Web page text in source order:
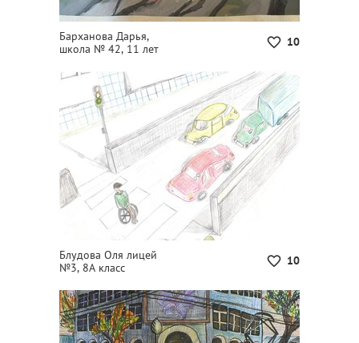
10
Барханова Дарья,
школа № 42, 11 лет
10
Блудова Оля лицей
№3, 8А класс